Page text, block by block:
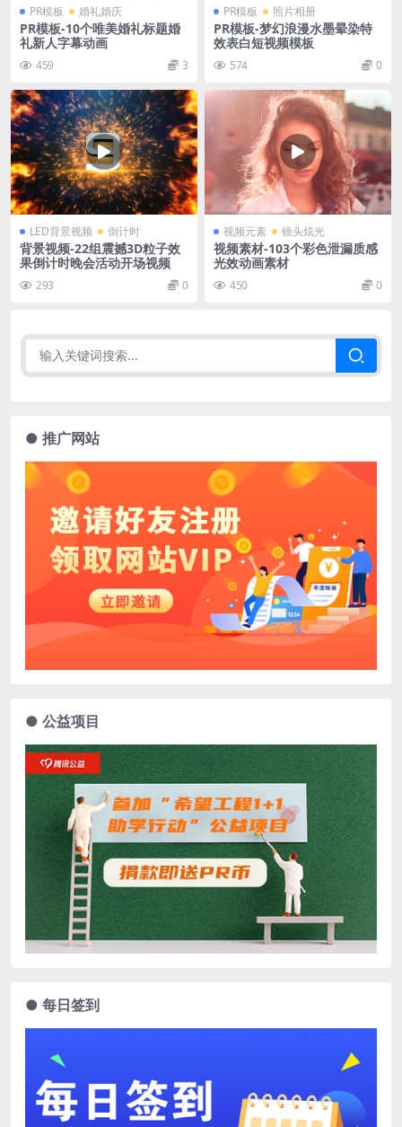
PR模板 婚礼婚庆
PR模板-10个唯美婚礼标题婚
礼新人字幕动画
459 3
PR模板 照片相册
PR模板-梦幻浪漫水墨晕染特
效表白短视频模板
574 0
LED背景视频 倒计时
背景视频-22组震撼3D粒子效
果倒计时晚会活动开场视频
293 0
视频元素 镜头炫光
视频素材-103个彩色泄漏质感
光效动画素材
450 0
● 推广网站
● 公益项目
● 每日签到